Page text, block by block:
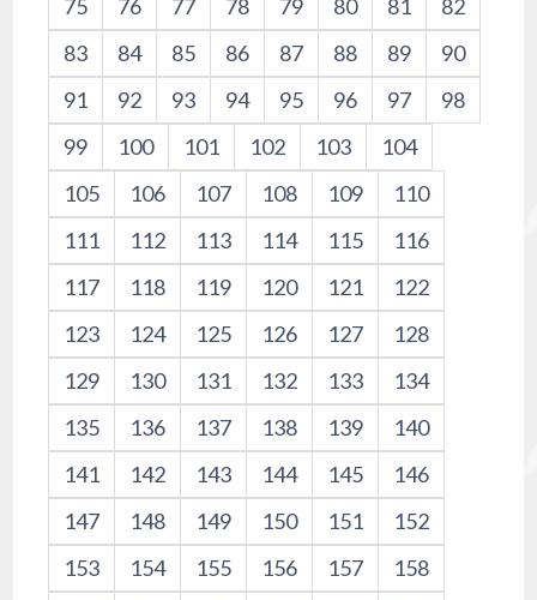
75
76 77 78 79 80 81
82
83
84 85 86 87 88 89
90
91
92 93 94 95 96 97
98
99
100 101 102 103
104
105
106 107 108 109
110
111
112 113 114 115
116
117
118 119 120 121
122
123
124 125 126 127
128
129
130 131 132 133
134
135
136 137 138 139
140
141
142 143 144 145
146
147
148 149 150 151
152
153
154 155 156 157
158